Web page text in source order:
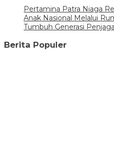
Pertamina Patra Niaga
Anak Nasional Melalui
Tumbuh Generasi
Berita Populer